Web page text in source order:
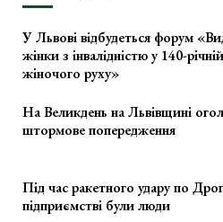
У Львові відбудеться форум
жінки з інвалідністю у 140-
жіночого руху»
На Великдень на Львівщині
штормове попередження
Під час ракетного удару по
підприємстві були люди